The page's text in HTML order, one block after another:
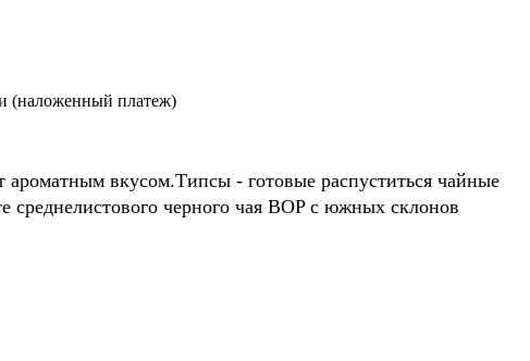
(наложенный платеж)
вкусом.Типсы - готовые распуститься чайные
черного чая BOP с южных склонов